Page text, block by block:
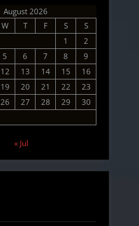
August 2026
W T F S
S
1
2
5 6 7 8
9
12 13 14 15
16
19 20 21 22
23
26 27 28 29
30
« Jul